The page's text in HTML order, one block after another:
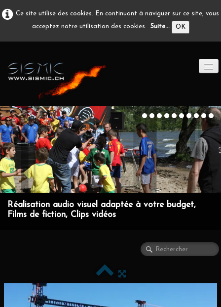
Ce site utilise des cookies. En continuant à naviguer sur ce site, vous
acceptez notre utilisation des cookies. Suite... OK
ACCUEIL
PRODUCTION A/V
DÉVELOPPEMENT
EN IMAGE
CONTACT
Réalisation audio visuel adaptée à votre budget,
Films de fiction, Clips vidéos